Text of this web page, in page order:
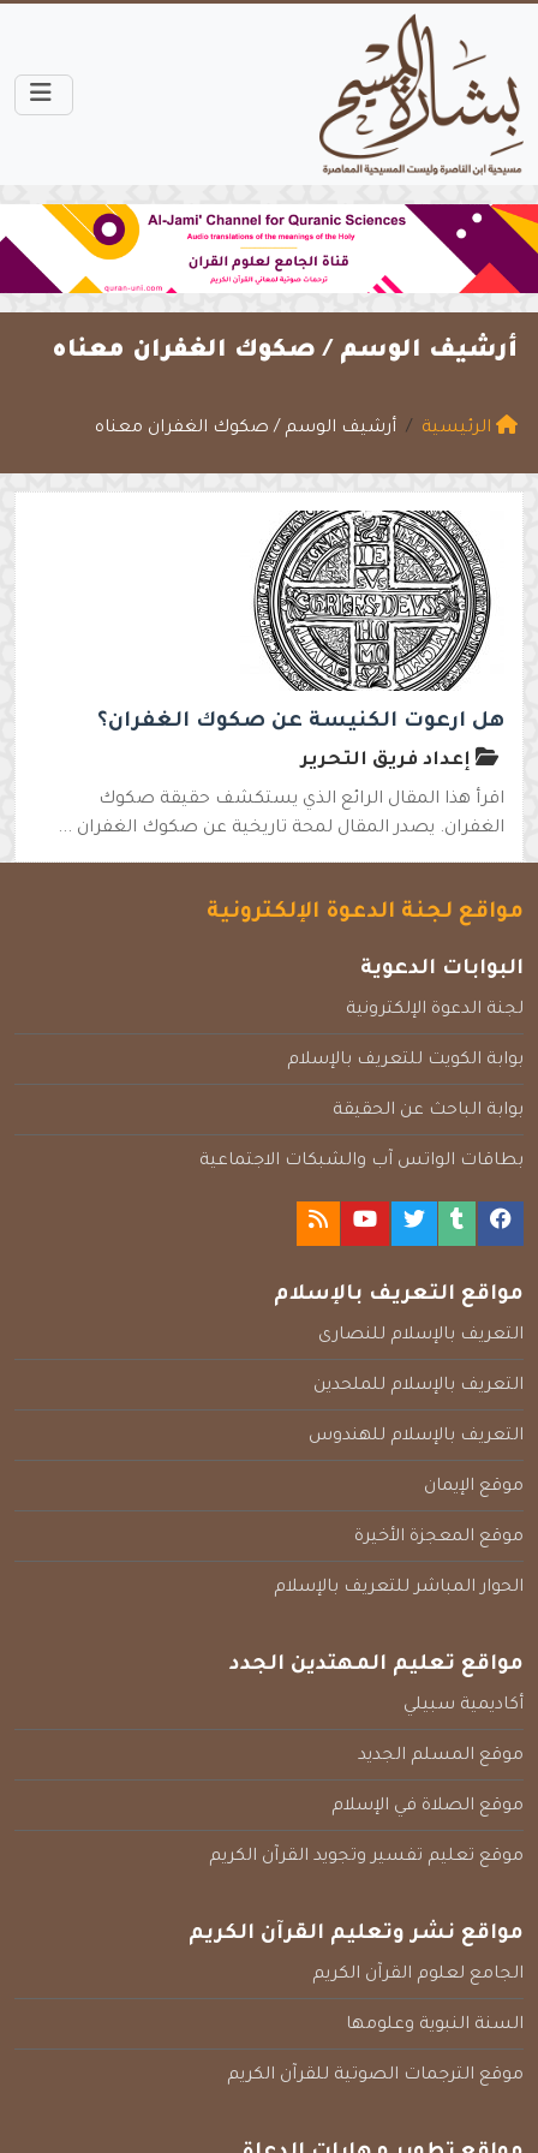
أرشيف الوسم / صكوك الغفران معناه
الرئيسية أرشيف الوسم / صكوك الغفران معناه
هل ارعوت الكنيسة عن صكوك الغفران؟
إعداد فريق التحرير
اقرأ هذا المقال الرائع الذي يستكشف حقيقة صكوك
الغفران. يصدر المقال لمحة تاريخية عن صكوك الغفران ...
مواقع لجنة الدعوة الإلكترونية
البوابات الدعوية
لجنة الدعوة الإلكترونية
بوابة الكويت للتعريف بالإسلام
بوابة الباحث عن الحقيقة
بطاقات الواتس آب والشبكات الاجتماعية
مواقع التعريف بالإسلام
التعريف بالإسلام للنصارى
التعريف بالإسلام للملحدين
التعريف بالإسلام للهندوس
موقع الإيمان
موقع المعجزة الأخيرة
الحوار المباشر للتعريف بالإسلام
مواقع تعليم المهتدين الجدد
أكاديمية سبيلي
موقع المسلم الجديد
موقع الصلاة في الإسلام
موقع تعليم تفسير وتجويد القرآن الكريم
مواقع نشر وتعليم القرآن الكريم
الجامع لعلوم القرآن الكريم
السنة النبوية وعلومها
موقع الترجمات الصوتية للقرآن الكريم